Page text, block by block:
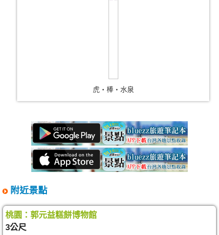
虎‧棒‧水泉
附近景點
桃園：郭元益糕餅博物館
3公尺